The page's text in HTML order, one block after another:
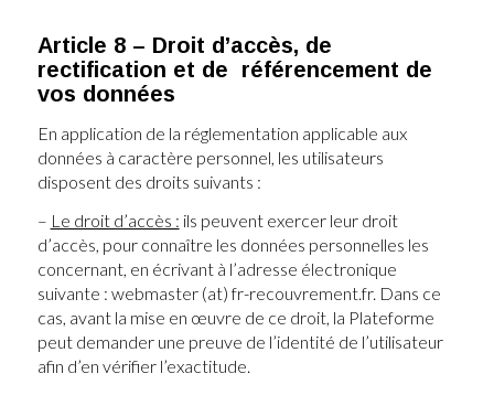
Article 8 – Droit d’accès, de
rectification et de référencement de
vos données
En application de la réglementation applicable aux
données à caractère personnel, les utilisateurs
disposent des droits suivants :
– Le droit d’accès : ils peuvent exercer leur droit
d’accès, pour connaître les données personnelles les
concernant, en écrivant à l’adresse électronique
suivante : webmaster (at) fr-recouvrement.fr. Dans ce
cas, avant la mise en œuvre de ce droit, la Plateforme
peut demander une preuve de l’identité de l’utilisateur
afin d’en vérifier l’exactitude.